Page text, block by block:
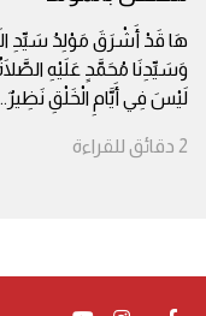
هَا قَدْ أَشْرَقَ مَوْلِدُ سَيِّدِ
وَسَيِّدِنَا مُحَمَّدٍ عَلَيْهِ
لَيْسَ فِي أَيَّامِ الْخَلْقِ نَظِيرٌ
2 دقائق للقراءة